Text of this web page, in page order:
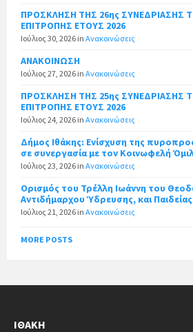
ΠΡΟΣΚΛΗΣΗ ΤΗΣ 26ης ΣΥΝΕΔΡΙΑΣΗΣ
ΕΠΙΤΡΟΠΗΣ ΕΤΟΥΣ 2026
Ιούλιος 30, 2026 in Ανακοινώσεις
ΑΝΑΚΟΙΝΩΣΗ
Ιούλιος 27, 2026 in Ανακοινώσεις
ΠΡΟΣΚΛΗΣΗ ΤΗΣ 25ης ΣΥΝΕΔΡΙΑΣΗΣ
ΕΠΙΤΡΟΠΗΣ ΕΤΟΥΣ 2026
Ιούλιος 24, 2026 in Ανακοινώσεις
Δήμος Ιθάκης: Ενίσχυση της
σε συνεργασία με τον Κοινωφελή
Ιούλιος 23, 2026 in Ανακοινώσεις
Ορισμός του Τρέλλη Ιωάννη του
Αντιδήμαρχου Ύδρευσης, και
Ιούλιος 21, 2026 in Ανακοινώσεις
MORE POSTS
ΙΘΆΚΗ